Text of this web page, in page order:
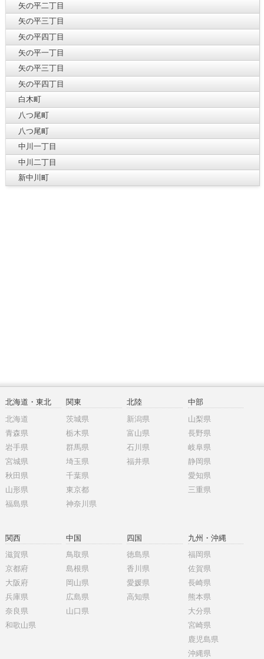
矢の平二丁目
矢の平三丁目
矢の平四丁目
矢の平一丁目
矢の平三丁目
矢の平四丁目
白木町
八つ尾町
八つ尾町
中川一丁目
中川二丁目
新中川町
北海道・東北
北海道
青森県
岩手県
宮城県
秋田県
山形県
福島県
関東
茨城県
栃木県
群馬県
埼玉県
千葉県
東京都
神奈川県
北陸
新潟県
富山県
石川県
福井県
中部
山梨県
長野県
岐阜県
静岡県
愛知県
三重県
関西
滋賀県
京都府
大阪府
兵庫県
奈良県
和歌山県
中国
鳥取県
島根県
岡山県
広島県
山口県
四国
徳島県
香川県
愛媛県
高知県
九州・沖縄
福岡県
佐賀県
長崎県
熊本県
大分県
宮崎県
鹿児島県
沖縄県